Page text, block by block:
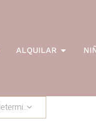
ALQUILAR
Orden predeterminado